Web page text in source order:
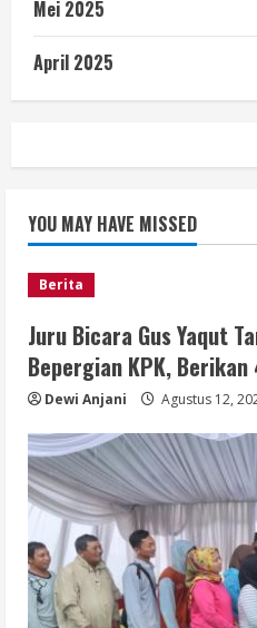
Mei 2025
April 2025
YOU MAY HAVE MISSED
Berita
Juru Bicara Gus Yaqut
Bepergian KPK,
Dewi Anjani Agustus 12,